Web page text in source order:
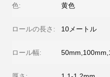
色: 黄色
ロールの長さ: 10メートル
ロール幅: